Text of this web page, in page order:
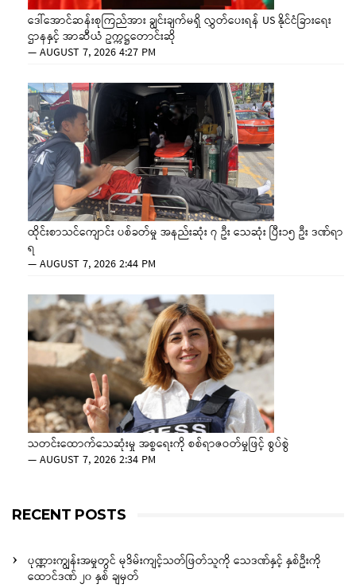
ဒေါ်အောင်ဆန်းစုကြည်အား ချွင်းချက်မရှိ လွှတ်ပေးရန် US နိုင်ငံခြားရေး
ဌာနနှင့် အာဆီယံ ဥက္ကဋ္ဌတောင်းဆို
—AUGUST 7, 2026 4:27 PM
ထိုင်းစာသင်ကျောင်း ပစ်ခတ်မှု အနည်းဆုံး ၇ ဦး သေဆုံး ပြီး၁၅ ဦး ဒဏ်ရာ
ရ
—AUGUST 7, 2026 2:44 PM
သတင်းထောက်သေဆုံးမှု အစ္စရေးကို စစ်ရာဇဝတ်မှုဖြင့် စွပ်စွဲ
—AUGUST 7, 2026 2:34 PM
RECENT POSTS
ပုဏ္ဏားကျွန်းအမှုတွင် မုဒိမ်းကျင့်သတ်ဖြတ်သူကို သေဒဏ်နှင့် နှစ်ဦးကို
ထောင်ဒဏ် ၂၀ နှစ် ချမှတ်